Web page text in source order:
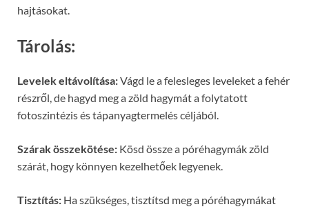
hajtásokat.
Tárolás:
Levelek eltávolítása:Vágd le a felesleges leveleket a fehér
részről, de hagyd meg a zöld hagymát a folytatott
fotoszintézis és tápanyagtermelés céljából.
Szárak összekötése: Kösd össze a póréhagymák zöld
szárát, hogy könnyen kezelhetőek legyenek.
Tisztítás: Ha szükséges, tisztítsd meg a póréhagymákat